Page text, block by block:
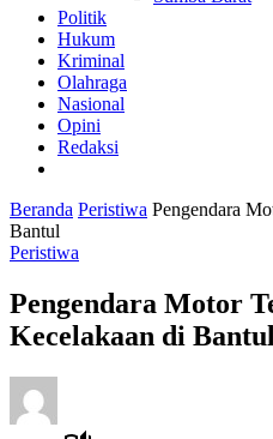
Politik
Hukum
Kriminal
Olahraga
Nasional
Opini
Redaksi
Beranda Peristiwa Pengendara
Bantul
Peristiwa
Pengendara Motor
Kecelakaan di Bantul